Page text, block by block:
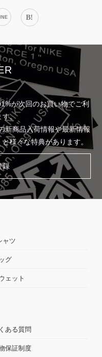
B!
が次回のお買い物でご利
す。
新商品入荷情報や最新情報
様々な特典があります。
録
ャツ
グ
ェット
ある質問
保証制度